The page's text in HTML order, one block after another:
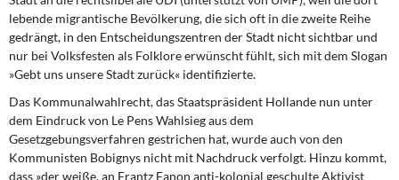
lebende migrantische Bevölkerung, die sich oft in die zweite Reihe
gedrängt, in den Entscheidungszentren der Stadt nicht sichtbar und
nur bei Volksfesten als Folklore erwünscht fühlt, sich mit dem Slogan
»Gebt uns unsere Stadt zurück« identifizierte.
Das Kommunalwahlrecht, das Staatspräsident Hollande nun unter
dem Eindruck von Le Pens Wahlsieg aus dem
Gesetzgebungsverfahren gestrichen hat, wurde auch von den
Kommunisten Bobignys nicht mit Nachdruck verfolgt. Hinzu kommt,
dass »der weiße, an Frantz Fanon anti-kolonial geschulte Aktivist